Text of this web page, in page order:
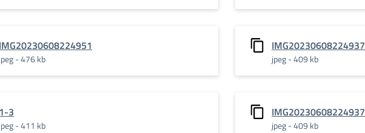
- 476 kb
IMG20230608224937
jpeg - 409 kb
3
- 411 kb
IMG20230608224937
jpeg - 409 kb